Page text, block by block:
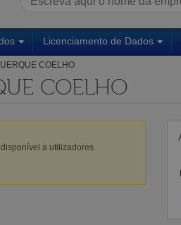
Licenciamento de Dados
COELHO
COELHO
a utilizadores